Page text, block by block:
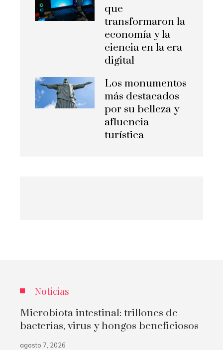
que
transformaron la
economía y la
ciencia en la era
digital
Los monumentos
más destacados
por su belleza y
afluencia
turística
Noticias
Microbiota intestinal: trillones de
bacterias, virus y hongos beneficiosos
agosto 7, 2026